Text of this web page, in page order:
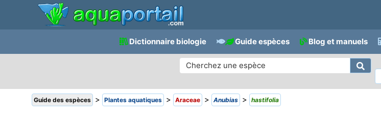
Dictionnaire biologie Guide espèces Blog et manuels
Guide des espèces > Plantes aquatiques > Araceae > Anubias > hastifolia